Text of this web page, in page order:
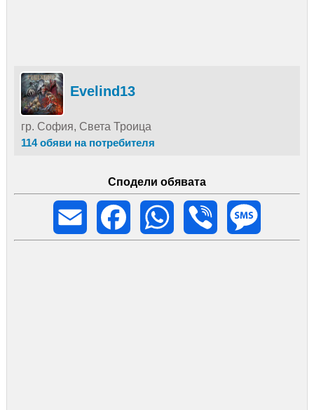
Evelind13
гр. София, Света Троица
114 обяви на потребителя
Сподели обявата
Email
Facebook WhatsApp Viber